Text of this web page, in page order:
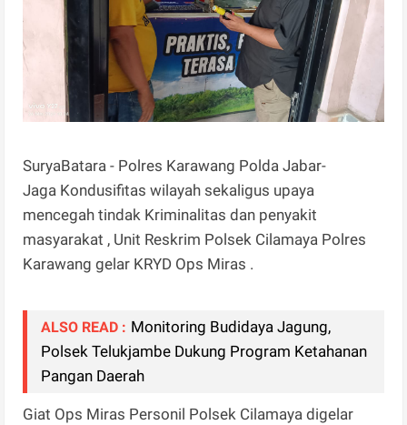
SuryaBatara - Polres Karawang Polda Jabar-
Jaga Kondusifitas wilayah sekaligus upaya
mencegah tindak Kriminalitas dan penyakit
masyarakat , Unit Reskrim Polsek Cilamaya Polres
Karawang gelar KRYD Ops Miras .
ALSO READ : Monitoring Budidaya Jagung,
Polsek Telukjambe Dukung Program Ketahanan
Pangan Daerah
Giat Ops Miras Personil Polsek Cilamaya digelar